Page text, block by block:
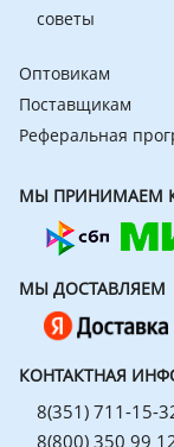
советы
Оптовикам
Поставщикам
Реферальная
МЫ ПРИНИМАЕМ
МЫ ДОСТАВЛЯЕМ
КОНТАКТНАЯ
8(351) 711-15-
8(800) 350 99